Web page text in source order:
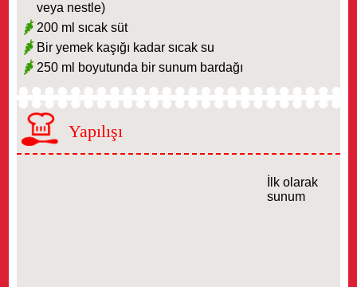
veya nestle)
200 ml sıcak süt
Bir yemek kaşığı kadar sıcak su
250 ml boyutunda bir sunum bardağı
Yapılışı
İlk olarak
sunum